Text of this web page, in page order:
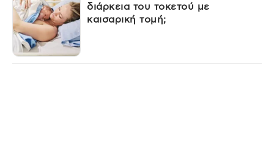
διάρκεια του τοκετού με
καισαρική τομή;